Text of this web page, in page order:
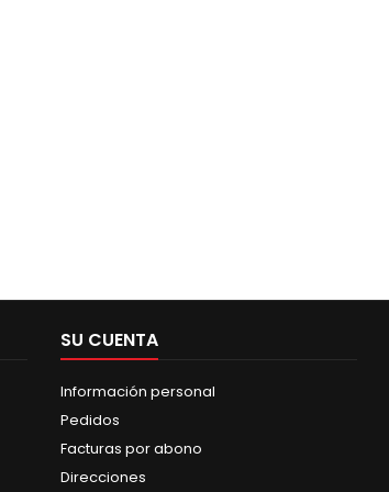
SU CUENTA
Información personal
Pedidos
Facturas por abono
Direcciones